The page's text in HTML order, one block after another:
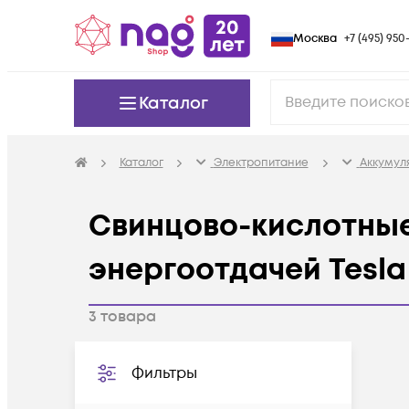
Москва +7 (495) 950-
Каталог
Каталог Электропитание
Свинцово-
энергоотдачей
3 товара
Фильтры